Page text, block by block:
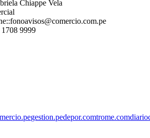
Chiappe Vela
:fonoavisos@comercio.com.pe
9999
gestion.pedepor.comtrome.com